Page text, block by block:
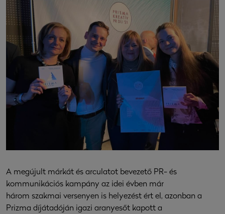
A megújult márkát és arculatot bevezető PR- és
kommunikációs kampány az idei évben már
három szakmai versenyen is helyezést ért el, azonban a
Prizma díjátadóján igazi aranyesőt kapott a